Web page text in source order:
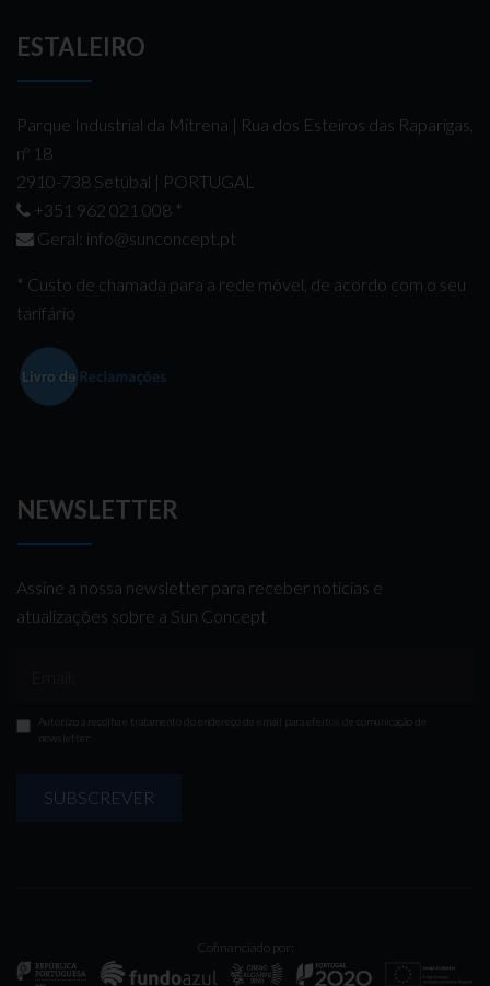
ESTALEIRO
Parque Industrial da Mitrena | Rua dos Esteiros das Raparigas,
nº 18
2910-738 Setúbal | PORTUGAL
+351 962 021 008 *
Geral: info@sunconcept.pt
* Custo de chamada para a rede móvel, de acordo com o seu
tarifário
NEWSLETTER
Assine a nossa newsletter para receber notícias e
atualizações sobre a Sun Concept
Autorizo a recolha e tratamento do endereço de email para efeitos de comunicação de
newsletter
SUBSCREVER
Cofinanciado por: